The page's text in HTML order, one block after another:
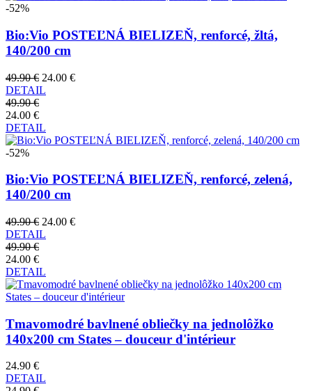
-52%
Bio:Vio POSTEĽNÁ BIELIZEŇ, renforcé, žltá,
140/200 cm
49.90 € 24.00 €
DETAIL
49.90 €
24.00 €
DETAIL
-52%
Bio:Vio POSTEĽNÁ BIELIZEŇ, renforcé, zelená,
140/200 cm
49.90 € 24.00 €
DETAIL
49.90 €
24.00 €
DETAIL
Tmavomodré bavlnené obliečky na jednolôžko
140x200 cm States – douceur d'intérieur
24.90 €
DETAIL